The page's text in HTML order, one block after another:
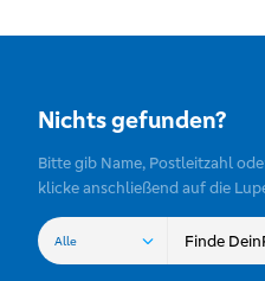
Nichts gefunden?
Bitte gib Name, Postleitzahl
klicke anschließend auf die